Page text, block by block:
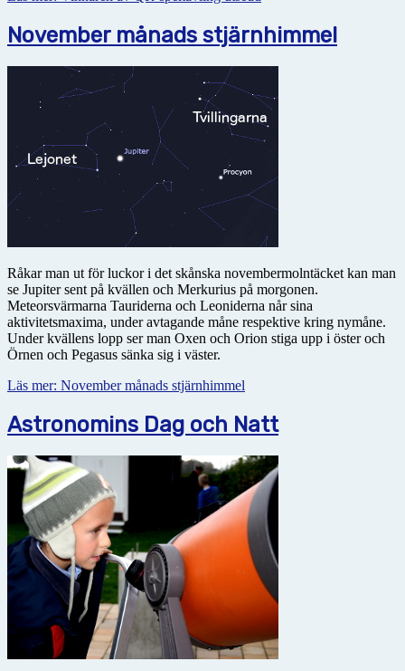
November månads stjärnhimmel
Råkar man ut för luckor i det skånska novembermolntäcket kan man
se Jupiter sent på kvällen och Merkurius på morgonen.
Meteorsvärmarna Tauriderna och Leoniderna når sina
aktivitetsmaxima, under avtagande måne respektive kring nymåne.
Under kvällens lopp ser man Oxen och Orion stiga upp i öster och
Örnen och Pegasus sänka sig i väster.
Läs mer: November månads stjärnhimmel
Astronomins Dag och Natt